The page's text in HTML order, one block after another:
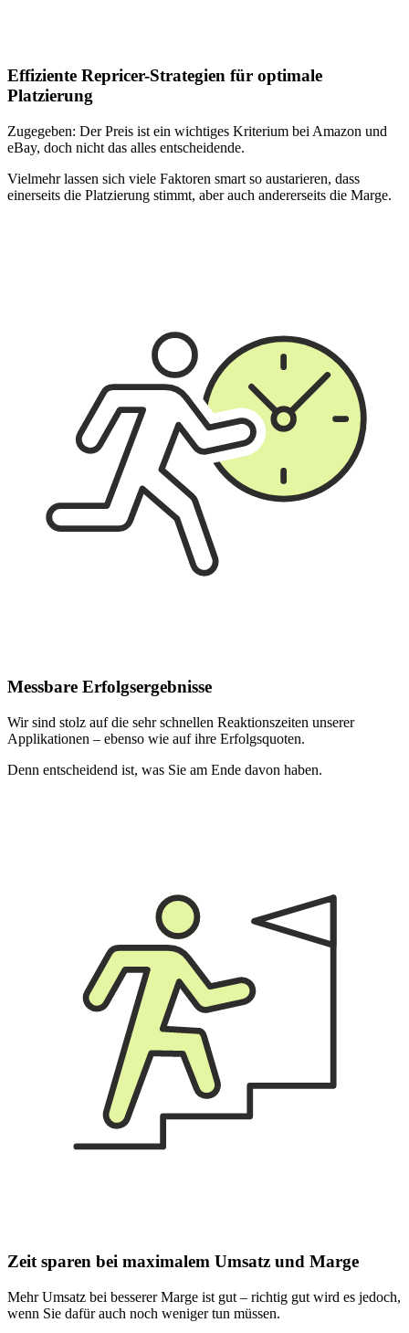
Effiziente Repricer-Strategien für optimale
Platzierung
Zugegeben: Der Preis ist ein wichtiges Kriterium bei Amazon und
eBay, doch nicht das alles entscheidende.
Vielmehr lassen sich viele Faktoren smart so austarieren, dass
einerseits die Platzierung stimmt, aber auch andererseits die Marge.
Messbare Erfolgsergebnisse
Wir sind stolz auf die sehr schnellen Reaktionszeiten unserer
Applikationen – ebenso wie auf ihre Erfolgsquoten.
Denn entscheidend ist, was Sie am Ende davon haben.
Zeit sparen bei maximalem Umsatz und Marge
Mehr Umsatz bei besserer Marge ist gut – richtig gut wird es jedoch,
wenn Sie dafür auch noch weniger tun müssen.